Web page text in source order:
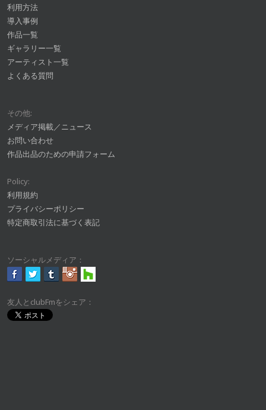
利用方法
導入事例
作品一覧
ギャラリー一覧
アーティスト一覧
よくある質問
その他:
メディア掲載／ニュース
お問い合わせ
作品出品のための申請フォーム
Policy:
利用規約
プライバシーポリシー
特定商取引法に基づく表記
ソーシャルメディア：
友人とclubFmをシェア：